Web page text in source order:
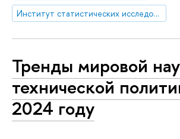
Институт статистических исследований и экономики знаний
Тренды мировой
технической
2024 году